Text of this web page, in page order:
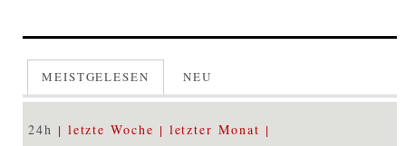
MEISTGELESEN NEU
24h letzte Woche letzter Monat